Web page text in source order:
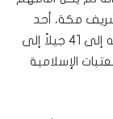
مكة، أحد
أفراد الأسرة الهاشمية الذي يمكن أن يعود نسبه إلى 41 جيلاً إلى
الإسلامية